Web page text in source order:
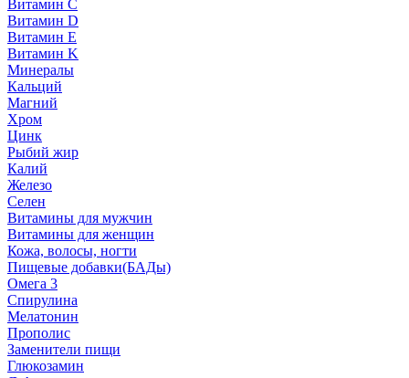
Витамин C
Витамин D
Витамин E
Витамин K
Минералы
Кальций
Магний
Хром
Цинк
Рыбий жир
Калий
Железо
Селен
Витамины для мужчин
Витамины для женщин
Кожа, волосы, ногти
Пищевые добавки(БАДы)
Омега 3
Спирулина
Мелатонин
Прополис
Заменители пищи
Глюкозамин